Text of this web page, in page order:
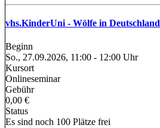
vhs.KinderUni - Wölfe in Deutschland
Beginn
So., 27.09.2026, 11:00 - 12:00 Uhr
Kursort
Onlineseminar
Gebühr
0,00 €
Status
Es sind noch 100 Plätze frei